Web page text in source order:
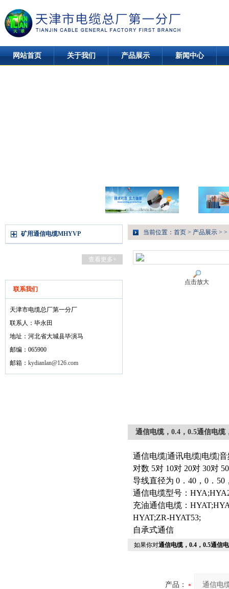
网站首页 关于我们 产品展示 新闻中心
矿用通信电缆MHYVP
查看更多+
联系我们
天津市电缆总厂第一分厂
联系人：毕永田
地址：河北省大城县毕演马
邮编：065900
邮箱： kydianlan@126.com
当前位置： 首页 > 产品展示 > >
点击放大
通信电缆，0.4，0.5通信电缆
通信电缆|通讯电缆|电缆|
对数 5对 10对 20对 30对
导线直径为 0．40，0．50
通信电缆型号：
充油通信电缆：
HYAT;ZR-HYAT53;
自承式通信
如果你对通信电缆，0.4，0.5通信
产品：